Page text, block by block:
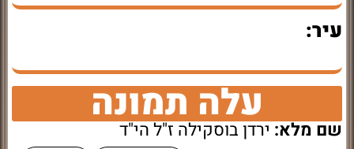
עיר:
עלה תמונה
שם מלא:ירדן בוסקילה ז"ל הי"ד